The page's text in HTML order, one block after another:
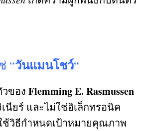
“วันแมนโชว์“
วของ Flemming E. Rasmussen
นียร์ และไม่ใช่อิเล็กทรอนิค
ช้วิธีกำหนดเป้าหมายคุณภาพ